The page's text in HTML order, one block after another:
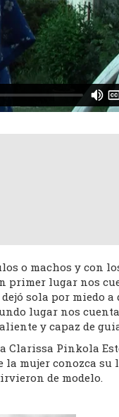
o machos y con
primer lugar nos
sola por miedo a
lugar nos
y capaz de
Clarissa Pinkola
la mujer conozca su
de modelo.